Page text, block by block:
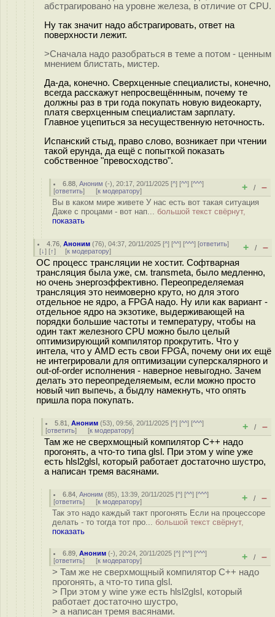
абстрагировано на уровне железа, в отличие от CPU.
Ну так значит надо абстрагировать, ответ на
поверхности лежит.
>Сначала надо разобраться в теме а потом - ценным
мнением блистать, мистер.
Да-да, конечно. Сверхценные специалисты, конечно,
всегда расскажут непросвещённным, почему те
должны раз в три года покупать новую видеокарту,
платя сверхценным специалистам зарплату.
Главное уцепиться за несущественную неточность.
Испанский стыд, право слово, возникает при чтении
такой ерунда, да ещё с попыткой показать
собственное "превосходство".
6.88 ,Аноним (-), 20:17, 20/11/2025 [^] [^^] [^^^]
[ответить] [к модератору] + / –
Вы в каком мире живете У нас есть вот такая ситуация
Даже с процами - вот нап... большой текст свёрнут,
показать
4.76 ,Аноним (76), 04:37, 20/11/2025 [^] [^^] [^^^] [ответить]
[↓] [↑] [к модератору] + / –
ОС процесс трансляции не хостит. Софтварная
трансляция была уже, см. transmeta, было медленно,
но очень энергоэффективно. Переопределяемая
трансляция это неимоверно круто, но для этого
отдельное не ядро, а FPGA надо. Ну или как вариант -
отдельное ядро на экзотике, выдерживающей на
порядки большие частоты и температуру, чтобы на
один такт железного CPU можно было целый
оптимизирующий компилятор прокрутить. Что у
интела, что у AMD есть свои FPGA, почему они их ещё
не интегрировали для оптимизации суперскалярного и
out-of-order исполнения - наверное невыгодно. Зачем
делать это переопределяемым, если можно просто
новый чип выпечь, а быдлу намекнуть, что опять
пришла пора покупать.
5.81 ,Аноним (53), 09:56, 20/11/2025 [^] [^^] [^^^]
[ответить] [к модератору] + / –
Там же не сверхмощный компилятор С++ надо
прогонять, а что-то типа glsl. При этом у wine уже
есть hlsl2glsl, который работает достаточно шустро,
а написан тремя васянами.
6.84 ,Аноним (85), 13:39, 20/11/2025 [^] [^^] [^^^]
[ответить] [к модератору] + / –
Так это надо каждый такт прогонять Если на процессоре
делать - то тогда тот про... большой текст свёрнут,
показать
6.89 ,Аноним (-), 20:24, 20/11/2025 [^] [^^] [^^^]
[ответить] [к модератору] + / –
> Там же не сверхмощный компилятор С++ надо
прогонять, а что-то типа glsl.
> При этом у wine уже есть hlsl2glsl, который
работает достаточно шустро,
> а написан тремя васянами.